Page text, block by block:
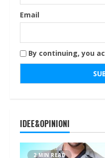
Email
By continuing, you
IDEE&OPINIONI
2 MIN READ